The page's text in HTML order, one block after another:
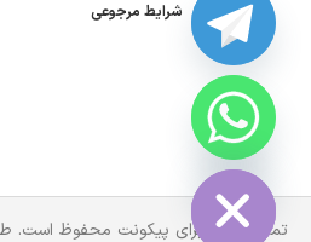
شرایط مرجوعی
تمام حقوق برای پیکونت محفوظ است.
HIDE
CHATY